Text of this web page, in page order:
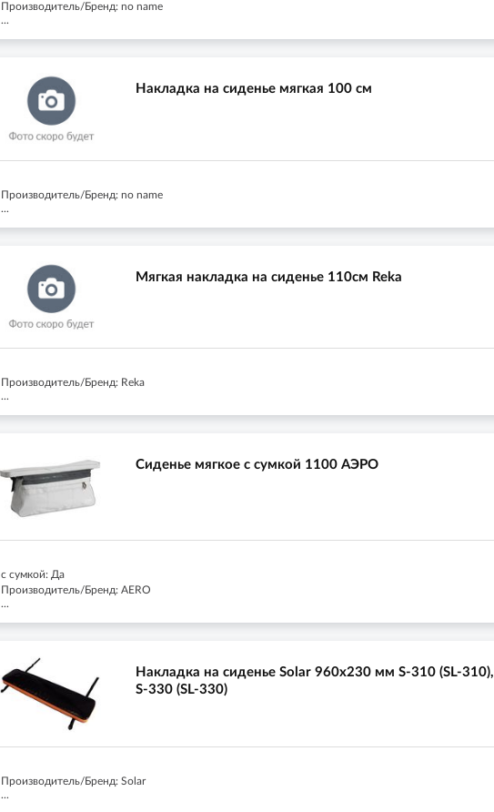
Производитель/Бренд: no name
...
Накладка на сиденье мягкая 100 см
Производитель/Бренд: no name
...
Мягкая накладка на сиденье 110см Reka
Производитель/Бренд: Reka
...
Сиденье мягкое с сумкой 1100 АЭРО
с сумкой: Да
Производитель/Бренд: AERO
...
Накладка на сиденье Solar 960х230 мм S-310 (SL-310),
S-330 (SL-330)
Производитель/Бренд: Solar
...